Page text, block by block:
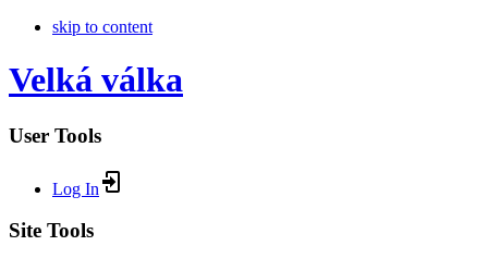
skip to content
Velká válka
User Tools
Log In
Site Tools